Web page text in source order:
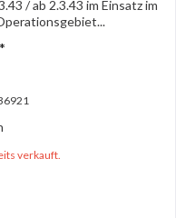
/ ab 2.3.43 im Einsatz im
verkauft.